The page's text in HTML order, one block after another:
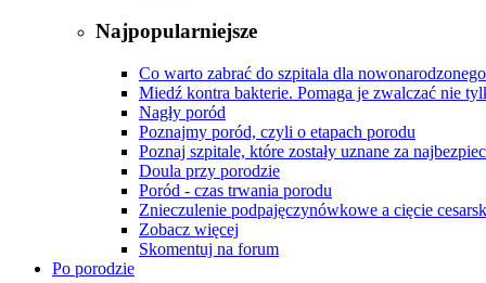
Najpopularniejsze
Co warto zabrać do szpitala dla
Miedź kontra bakterie. Pomaga je zwalczać nie
Nagły poród
Poznajmy poród, czyli o etapach porodu
Poznaj szpitale, które zostały uznane za
Doula przy porodzie
Poród - czas trwania porodu
Znieczulenie podpajęczynówkowe a cięcie
Zobacz więcej
Skomentuj na forum
Po porodzie